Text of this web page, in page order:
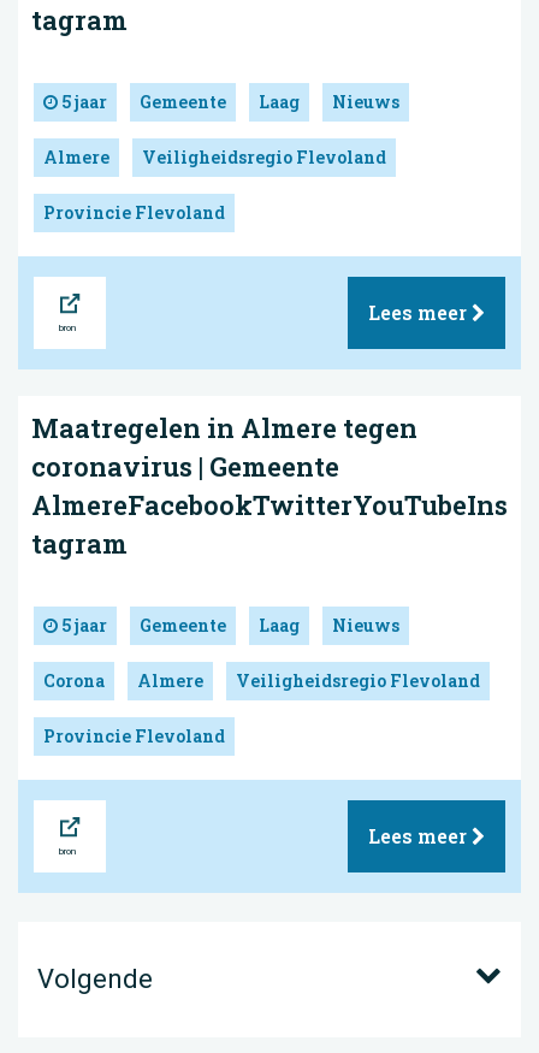
tagram
5 jaar Gemeente Laag Nieuws
Almere Veiligheidsregio Flevoland
Provincie Flevoland
Lees meer
Maatregelen in Almere tegen
coronavirus | Gemeente
AlmereFacebookTwitterYouTubeIns
tagram
5 jaar Gemeente Laag Nieuws
Corona Almere Veiligheidsregio Flevoland
Provincie Flevoland
Lees meer
Volgende